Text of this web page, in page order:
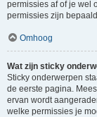
permissies af of je wel
permissies zijn
Omhoog
Wat zijn sticky
Sticky onderwerpen
de eerste pagina.
ervan wordt
welke permissies je